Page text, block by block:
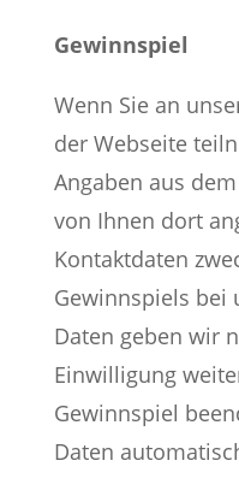
Gewinnspiel
Wenn Sie an
der Webseite
Angaben aus
von Ihnen dort
Kontaktdaten
Gewinnspiels bei
Daten geben wir
Einwilligung
Gewinnspiel
Daten